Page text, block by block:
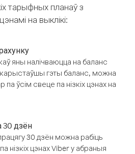
тарыфных планаў з
цэнамі на выклікі:
яны налічваюцца на баланс
гэты баланс, можна
ўсім свеце па нізкіх цэнах на
дзён
30 дзён можна рабіць
нізкіх цэнах Viber у абраныя